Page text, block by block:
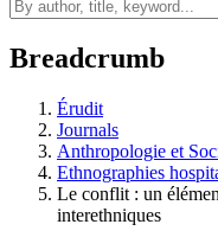
Breadcrumb
Érudit
Journals
Anthropologie et
Ethnographies
Le conflit : un
interethniques